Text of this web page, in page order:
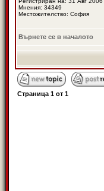
Мнения: 34349
Местожителство: София
Върнете се в началото
Страница 1 от 1